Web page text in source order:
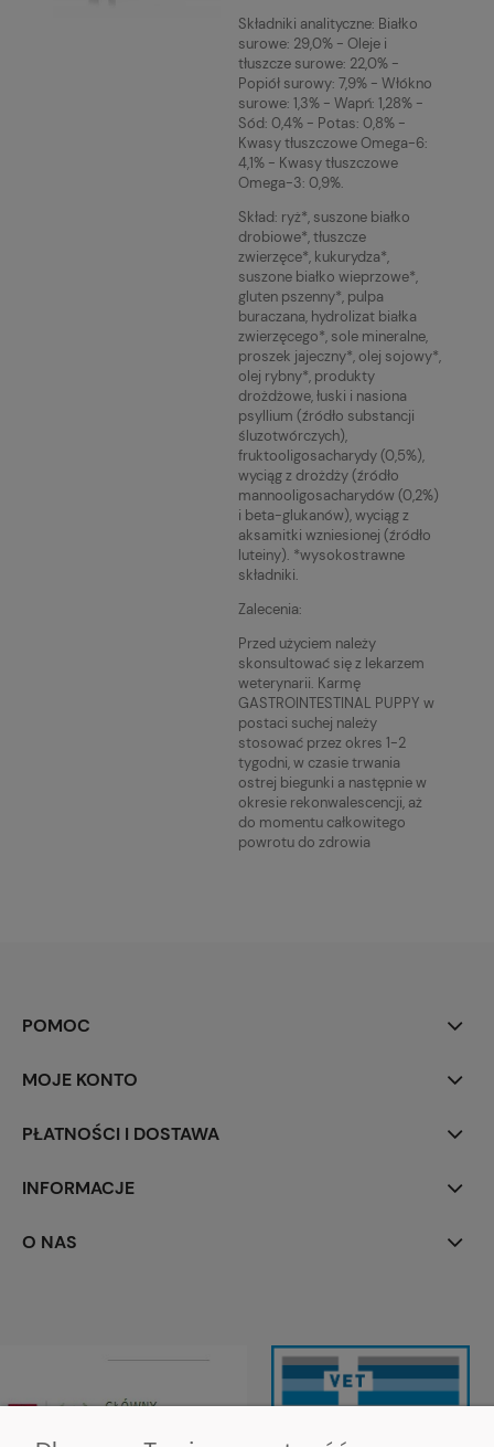
Składniki analityczne: Białko
surowe: 29,0% - Oleje i
tłuszcze surowe: 22,0% -
Popiół surowy: 7,9% - Włókno
surowe: 1,3% - Wapń: 1,28% -
Sód: 0,4% - Potas: 0,8% -
Kwasy tłuszczowe Omega-6:
4,1% - Kwasy tłuszczowe
Omega-3: 0,9%.
Skład: ryż*, suszone białko
drobiowe*, tłuszcze
zwierzęce*, kukurydza*,
suszone białko wieprzowe*,
gluten pszenny*, pulpa
buraczana, hydrolizat białka
zwierzęcego*, sole mineralne,
proszek jajeczny*, olej sojowy*,
olej rybny*, produkty
drożdżowe, łuski i nasiona
psyllium (źródło substancji
śluzotwórczych),
fruktooligosacharydy (0,5%),
wyciąg z drożdży (źródło
mannooligosacharydów (0,2%)
i beta-glukanów), wyciąg z
aksamitki wzniesionej (źródło
luteiny). *wysokostrawne
składniki.
Zalecenia:
Przed użyciem należy
skonsultować się z lekarzem
weterynarii. Karmę
GASTROINTESTINAL PUPPY w
postaci suchej należy
stosować przez okres 1-2
tygodni, w czasie trwania
ostrej biegunki a następnie w
okresie rekonwalescencji, aż
do momentu całkowitego
powrotu do zdrowia
POMOC
MOJE KONTO
PŁATNOŚCI I DOSTAWA
INFORMACJE
O NAS